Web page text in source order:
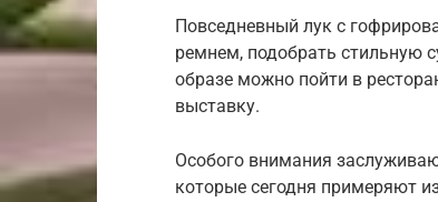
Повседневный лук с
ремнем, подобрать стильную
образе можно пойти в
выставку.
Особого внимания
которые сегодня примеряют